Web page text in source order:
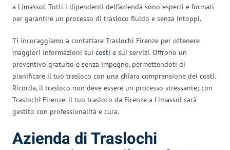
a Limassol. Tutti i dipendenti dell’azienda sono esperti e formati
per garantire un processo di trasloco fluido e senza intoppi.
Ti incoraggiamo a contattare Traslochi Firenze per ottenere
maggiori informazioni sui costi e sui servizi. Offrono un
preventivo gratuito e senza impegno, permettendoti di
pianificare il tuo trasloco con una chiara comprensione dei costi.
Ricorda, il trasloco non deve essere un processo stressante; con
Traslochi Firenze, il tuo trasloco da Firenze a Limassol sarà
gestito con professionalità e cura.
Azienda di Traslochi